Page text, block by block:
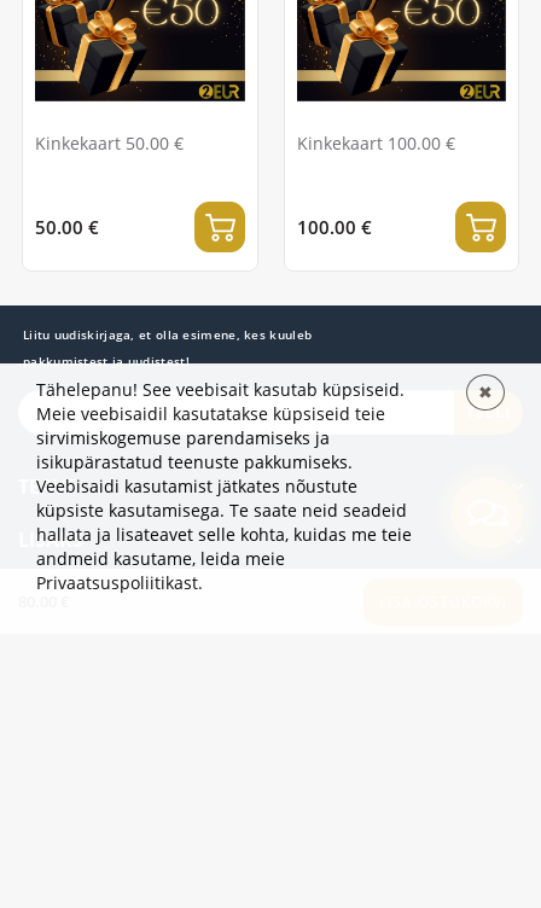
Kinkekaart 50.00 €
50.00 €
Kinkekaart 100.00 €
100.00 €
Liitu uudiskirjaga, et olla esimene, kes kuuleb
pakkumistest ja uudistest!
TELLI
TEAVE
LISAKS
KATEGOORIAD
Tähelepanu! See veebisait kasutab küpsiseid.
Meie veebisaidil kasutatakse küpsiseid teie
sirvimiskogemuse parendamiseks ja
isikupärastatud teenuste pakkumiseks.
Veebisaidi kasutamist jätkates nõustute
küpsiste kasutamisega. Te saate neid seadeid
hallata ja lisateavet selle kohta, kuidas me teie
andmeid kasutame, leida meie
Privaatsuspoliitikast.
✖